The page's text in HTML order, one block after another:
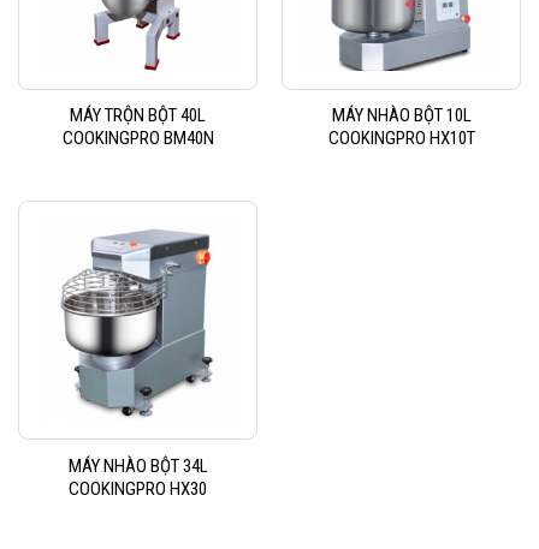
MÁY TRỘN BỘT 40L
COOKINGPRO BM40N
MÁY NHÀO BỘT 10L
COOKINGPRO HX10T
MÁY NHÀO BỘT 34L
COOKINGPRO HX30